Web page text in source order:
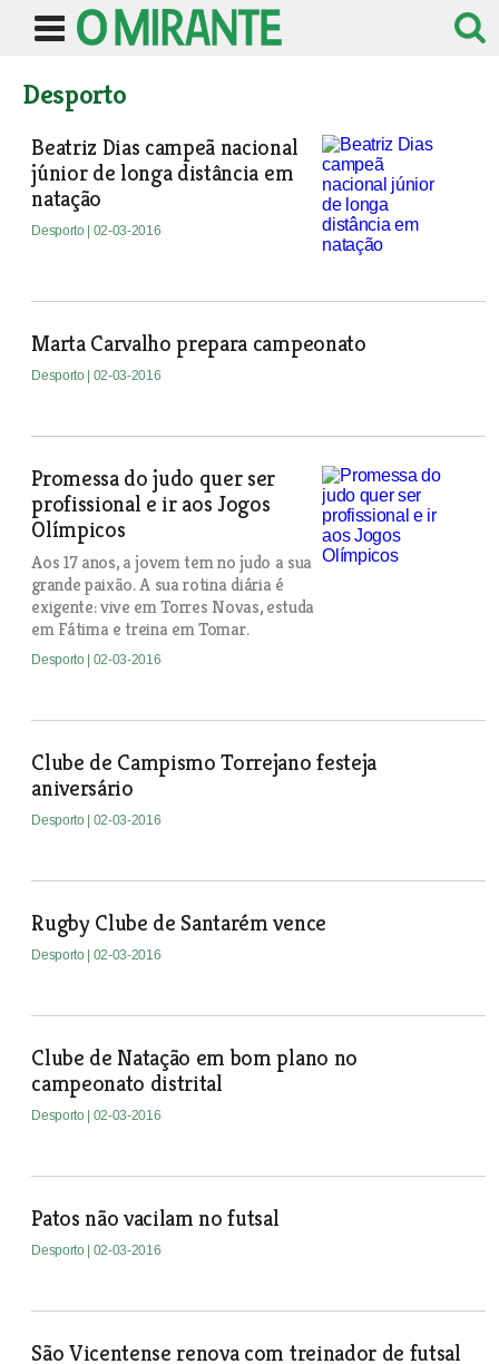
Desporto
Beatriz Dias campeã nacional
júnior de longa distância em
natação
Desporto | 02-03-2016
Marta Carvalho prepara campeonato
Desporto | 02-03-2016
Promessa do judo quer ser
profissional e ir aos Jogos
Olímpicos
Aos 17 anos, a jovem tem no judo a sua
grande paixão. A sua rotina diária é
exigente: vive em Torres Novas, estuda
em Fátima e treina em Tomar.
Desporto | 02-03-2016
Clube de Campismo Torrejano festeja
aniversário
Desporto | 02-03-2016
Rugby Clube de Santarém vence
Desporto | 02-03-2016
Clube de Natação em bom plano no
campeonato distrital
Desporto | 02-03-2016
Patos não vacilam no futsal
Desporto | 02-03-2016
São Vicentense renova com treinador de futsal